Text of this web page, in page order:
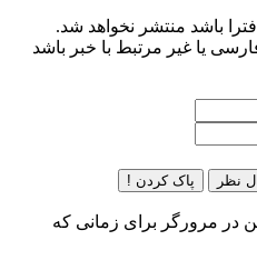
باشد منتشر نخواهد شد.
یا غیر مرتبط با خبر باشد
نظر پاک کردن !
در مرورگر برای زمانی که